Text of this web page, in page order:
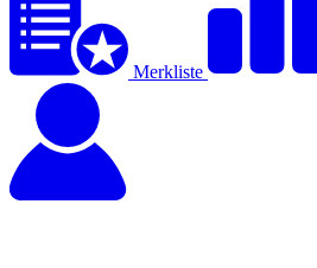
Merkliste